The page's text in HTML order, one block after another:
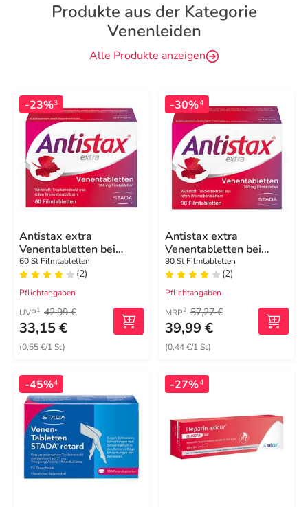
Produkte aus der Kategorie
Venenleiden
Alle Produkte anzeigen
-23%3
Antistax extra
Venentabletten bei
Krampfadern
60 St Filmtabletten
(2)
Pflichtangaben
UVP1 42,99 €
33,15 €
(0,55 €/1 St)
-30%4
Antistax extra
Venentabletten bei
Krampfadern
90 St Filmtabletten
(2)
Pflichtangaben
MRP2 57,27 €
39,99 €
(0,44 €/1 St)
-45%4 -27%4